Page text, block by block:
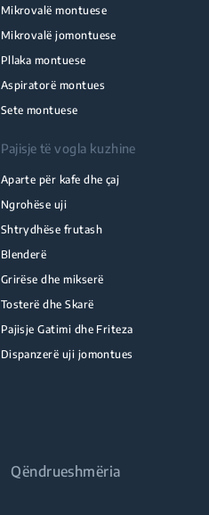
Mikrovalë montuese
Mikrovalë jomontuese
Pllaka montuese
Aspiratorë montues
Sete montuese
Pajisje të vogla kuzhine
Aparte për kafe dhe çaj
Ngrohëse uji
Shtrydhëse frutash
Blenderë
Grirëse dhe mikserë
Tosterë dhe Skarë
Pajisje Gatimi dhe Friteza
Dispanzerë uji jomontues
Qëndrueshmëria